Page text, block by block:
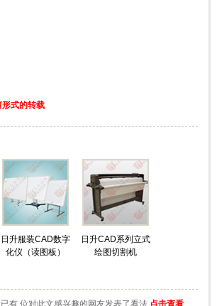
式的转载
日升服装CAD数字
化仪（读图板）
日升CAD系列立式
绘图切割机
已有 位对此文感兴趣的网友发表了看法 点击查看